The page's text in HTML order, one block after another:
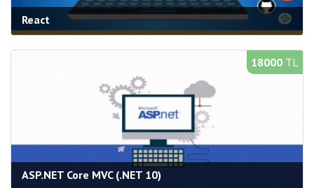
React
Kategori:Web Programlama
Yeni Açılacak Gruplar
ASP.NET Core MVC (.NET 10)
18000 TL